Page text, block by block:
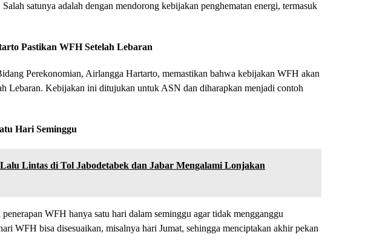
satunya adalah dengan mendorong kebijakan penghematan energi, termasuk
Pastikan WFH Setelah Lebaran
Perekonomian, Airlangga Hartarto, memastikan bahwa kebijakan WFH akan
Lebaran. Kebijakan ini ditujukan untuk ASN dan diharapkan menjadi contoh
Hari Seminggu
Lintas di Tol Jabodetabek dan Jabar Mengalami Lonjakan
penerapan WFH hanya satu hari dalam seminggu agar tidak mengganggu
WFH bisa disesuaikan, misalnya hari Jumat, sehingga menciptakan akhir pekan